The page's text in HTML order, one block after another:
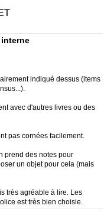
indiqué dessus (items
avec d'autres livres ou des
pas cornées facilement.
prend des notes pour
un objet pour cela (mais
très agréable à lire. Les
est très bien choisie.